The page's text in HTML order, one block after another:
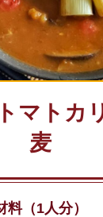
マトカ
麦
料（1人分）